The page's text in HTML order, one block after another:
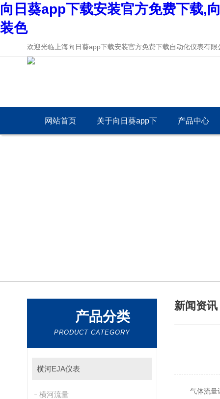
向日葵app下载安装官方免费下载,
装色
欢迎光临上海向日葵app下载安装官方免费下载自动化仪表有限公
网站首页 关于向日葵app下 产品中心
产品分类
PRODUCT CATEGORY
横河EJA仪表
横河流量
新闻资讯
气体流量计有